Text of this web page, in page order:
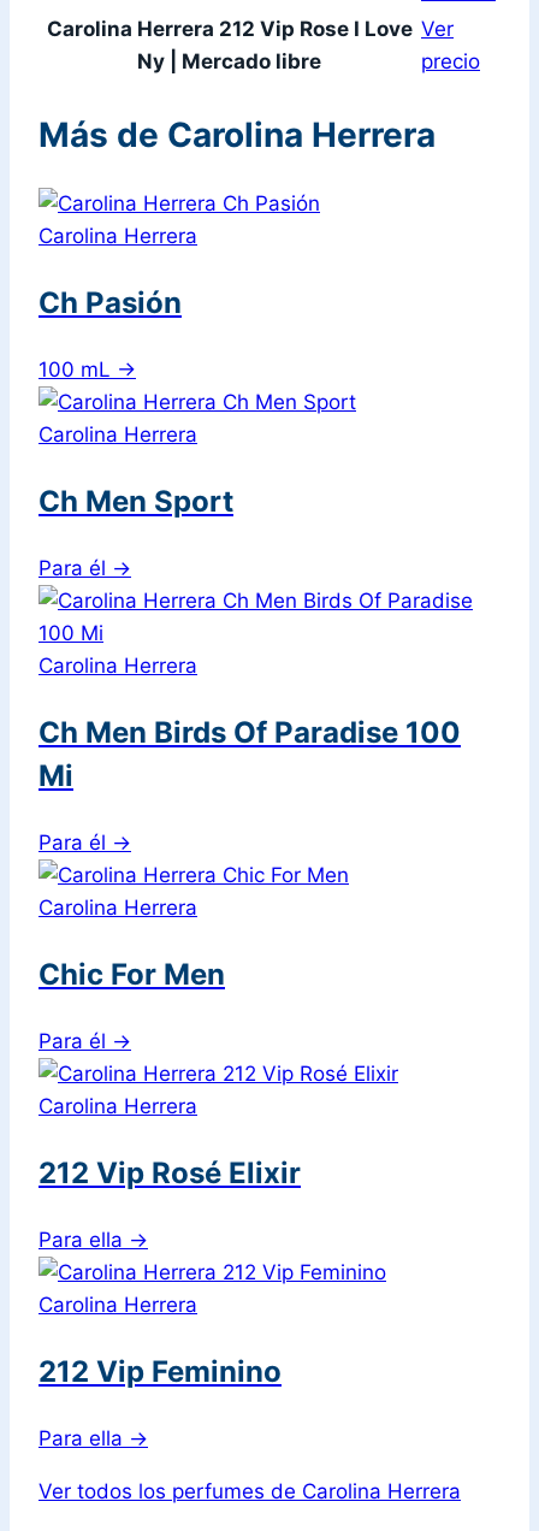
Carolina Herrera 212 Vip Rose I Love
Ny | Mercado libre
Ver
precio
Más de Carolina Herrera
Carolina Herrera
Ch Pasión
100 mL →
Carolina Herrera
Ch Men Sport
Para él →
Carolina Herrera
Ch Men Birds Of Paradise 100
Mi
Para él →
Carolina Herrera
Chic For Men
Para él →
Carolina Herrera
212 Vip Rosé Elixir
Para ella →
Carolina Herrera
212 Vip Feminino
Para ella →
Ver todos los perfumes de Carolina Herrera